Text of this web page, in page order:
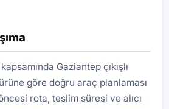
kapsamında Gaziantep çıkışlı
göre doğru araç planlaması
rota, teslim süresi ve alıcı